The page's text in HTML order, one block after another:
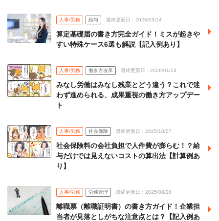
人事/労務 給与 最終更新日：2026/05/14
算定基礎届の書き方完全ガイド！ミスが起きや
すい特殊ケース6選も解説【記入例あり】
人事/労務 働き方改革 最終更新日：2026/01/13
みなし労働はみなし残業とどう違う？これで迷
わず進められる、成果重視の働き方アップデー
ト
人事/労務 社会保険 最終更新日：2025/10/07
社会保険料の会社負担で人件費が膨らむ！？給
与だけでは見えないコストの算出法【計算例あ
り】
人事/労務 労務管理 最終更新日：2025/08/28
離職票（離職証明書）の書き方ガイド！企業担
当者が見落としがちな注意点とは？【記入例あ